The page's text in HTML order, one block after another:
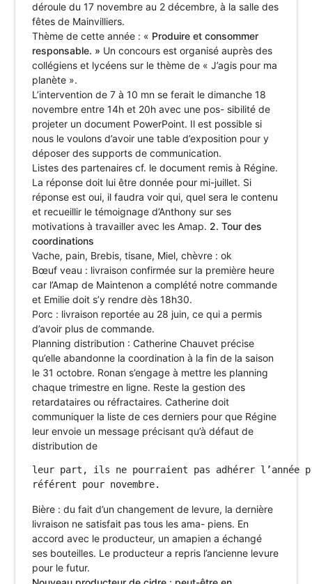
déroule du 17 novembre au 2 décembre, à la salle des
fêtes de Mainvilliers.
Thème de cette année : « Produire et consommer
responsable. » Un concours est organisé auprès des
collégiens et lycéens sur le thème de « J’agis pour ma
planète ».
L’intervention de 7 à 10 mn se ferait le dimanche 18
novembre entre 14h et 20h avec une pos- sibilité de
projeter un document PowerPoint. Il est possible si
nous le voulons d’avoir une table d’exposition pour y
déposer des supports de communication.
Listes des partenaires cf. le document remis à Régine.
La réponse doit lui être donnée pour mi-juillet. Si
réponse est oui, il faudra voir qui, quel sera le contenu
et recueillir le témoignage d’Anthony sur ses
motivations à travailler avec les Amap. 2. Tour des
coordinations
Vache, pain, Brebis, tisane, Miel, chèvre : ok
Bœuf veau : livraison confirmée sur la première heure
car l’Amap de Maintenon a complété notre commande
et Emilie doit s’y rendre dès 18h30.
Porc : livraison reportée au 28 juin, ce qui a permis
d’avoir plus de commande.
Planning distribution : Catherine Chauvet précise
qu’elle abandonne la coordination à la fin de la saison
le 31 octobre. Ronan s’engage à mettre les planning
chaque trimestre en ligne. Reste la gestion des
retardataires ou réfractaires. Catherine doit
communiquer la liste de ces derniers pour que Régine
leur envoie un message précisant qu’à défaut de
distribution de
leur part, ils ne pourraient pas adhérer l’année
Bière : du fait d’un changement de levure, la dernière
livraison ne satisfait pas tous les ama- piens. En
accord avec le producteur, un amapien a échangé
ses bouteilles. Le producteur a repris l’ancienne levure
pour le futur.